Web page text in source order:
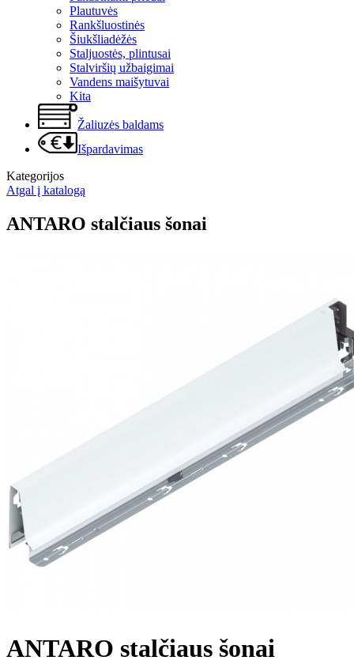
Plautuvės
Rankšluostinės
Šiukšliadėžės
Staljuostės, plintusai
Stalviršių užbaigimai
Vandens maišytuvai
Kita
Žaliuzės baldams
Išpardavimas
Kategorijos
Atgal į katalogą
ANTARO stalčiaus šonai
ANTARO stalčiaus šonai